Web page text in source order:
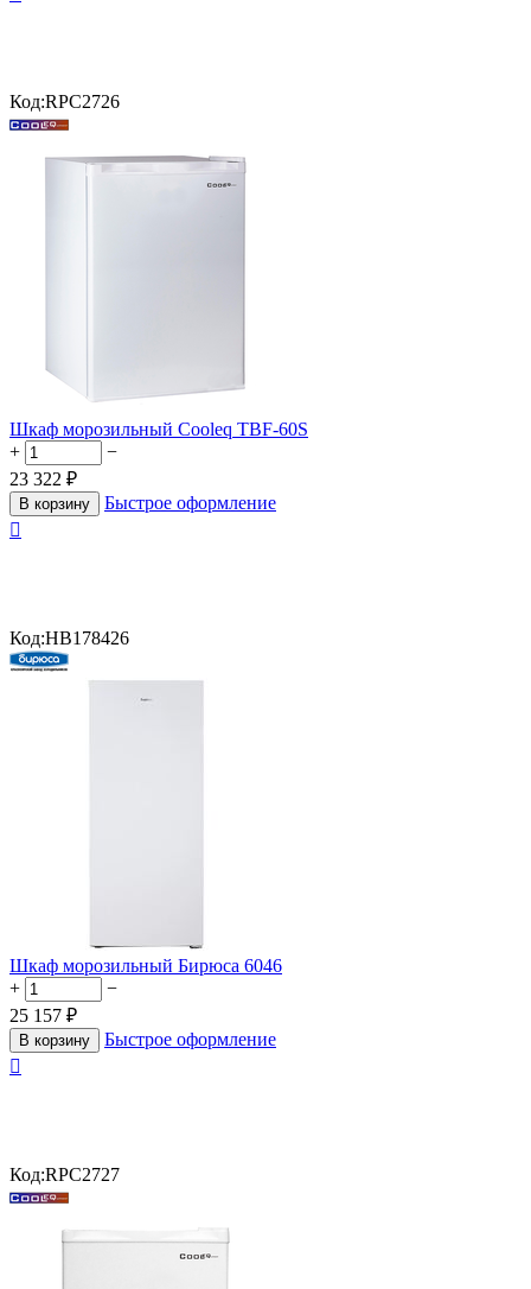
Код:RPC2726
Шкаф морозильный Cooleq TBF-60S
+
−
23 322 ₽
В корзину
Быстрое оформление

Код:HB178426
Шкаф морозильный Бирюса 6046
+
−
25 157 ₽
В корзину
Быстрое оформление

Код:RPC2727